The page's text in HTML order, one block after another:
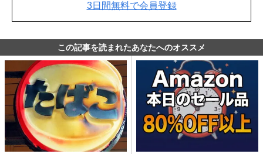
3日間無料で会員登録
この記事を読まれたあなたへのオススメ